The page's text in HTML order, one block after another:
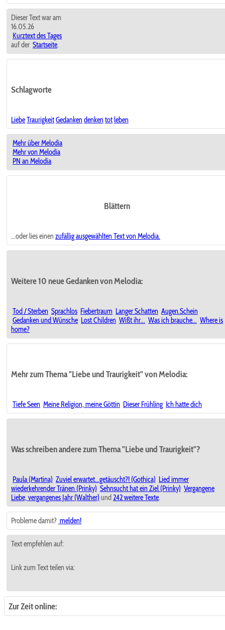
Dieser Text war am
16.05.26
Kurztext des Tages
auf der Startseite.
Schlagworte
LiebeTraurigkeitGedanken denken totleben
Mehr über Melodia
Mehr von Melodia
PN an Melodia
Blättern
...oder lies einen zufällig ausgewählten Text von Melodia.
Weitere 10 neue Gedanken von Melodia:
Tod / Sterben Sprachlos Fiebertraum Langer Schatten Augen.Schein
Gedanken und Wünsche Lost Children Wißt ihr... Was ich brauche... Where is
home?
Mehr zum Thema "Liebe und Traurigkeit" von Melodia:
Tiefe Seen Meine Religion, meine Göttin Dieser Frühling Ich hatte dich
Was schreiben andere zum Thema "Liebe und Traurigkeit"?
Paula (Martina) Zuviel erwartet...getäuscht?! (Gothica) Lied immer
wiederkehrender Tränen (Prinky) Sehnsucht hat ein Ziel (Prinky) Vergangene
Liebe, vergangenes Jahr (Walther) und 242 weitere Texte.
Probleme damit? melden!
Text empfehlen auf:
Link zum Text teilen via:
Zur Zeit online: